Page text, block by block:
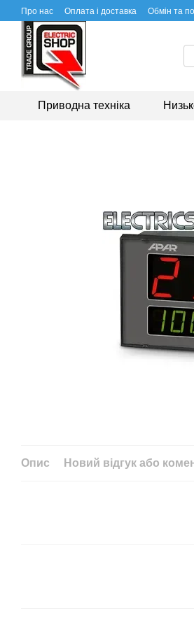
Перейти до основного контенту
Про нас Оплата і доставка Обмін та
Приводна техніка
Опис Новий відгук або